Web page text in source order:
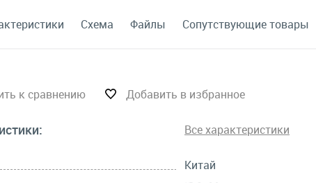
Схема Файлы Сопутствующие товары
к сравнению Добавить в избранное
Все характеристики
Китай